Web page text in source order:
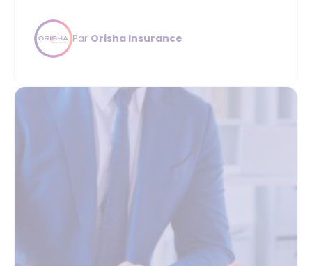
déplace des simples parcours clients vers
des infrastructures logicielles toujours plus
robustes et conformes.
Par Orisha Insurance